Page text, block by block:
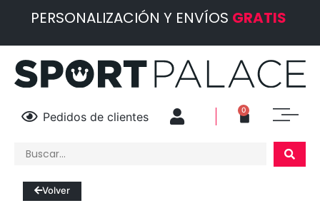
PERSONALIZACIÓN Y ENVÍOS GRATIS
Pedidos de clientes 0
Volver